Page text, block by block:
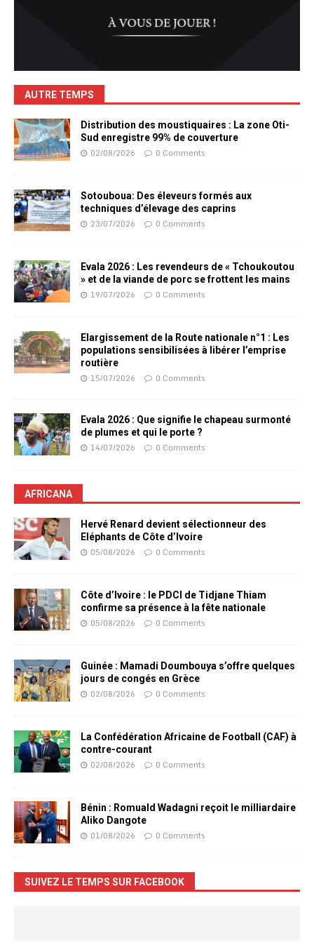
AUTRE TEMPS
Distribution des moustiquaires : La zone Oti-
Sud enregistre 99% de couverture
02/08/2026 0 Comments
Sotouboua: Des éleveurs formés aux
techniques d’élevage des caprins
23/07/2026 0 Comments
Evala 2026 : Les revendeurs de « Tchoukoutou
» et de la viande de porc se frottent les mains
19/07/2026 0 Comments
Elargissement de la Route nationale n°1 : Les
populations sensibilisées à libérer l’emprise
routière
15/07/2026 0 Comments
Evala 2026 : Que signifie le chapeau surmonté
de plumes et qui le porte ?
14/07/2026 0 Comments
AFRICANA
Hervé Renard devient sélectionneur des
Eléphants de Côte d’Ivoire
05/08/2026 0 Comments
Côte d’Ivoire : le PDCI de Tidjane Thiam
confirme sa présence à la fête nationale
05/08/2026 0 Comments
Guinée : Mamadi Doumbouya s’offre quelques
jours de congés en Grèce
02/08/2026 0 Comments
La Confédération Africaine de Football (CAF) à
contre-courant
02/08/2026 0 Comments
Bénin : Romuald Wadagni reçoit le milliardaire
Aliko Dangote
01/08/2026 0 Comments
SUIVEZ LE TEMPS SUR FACEBOOK